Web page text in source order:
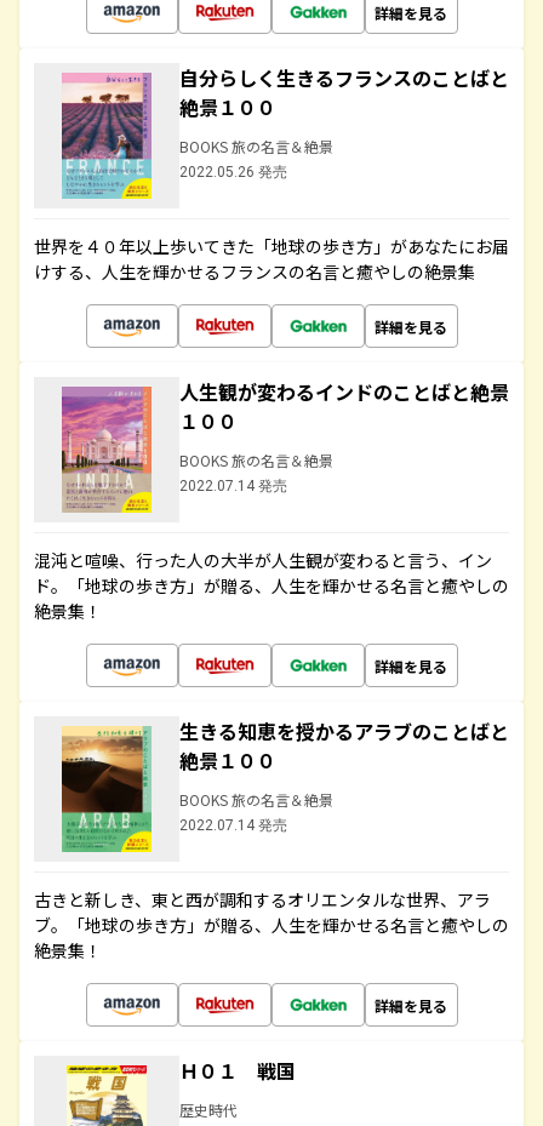
詳細を見る
自分らしく生きるフランスのことばと
絶景１００
BOOKS 旅の名言＆絶景
2022.05.26 発売
世界を４０年以上歩いてきた「地球の歩き方」があなたにお届
けする、人生を輝かせるフランスの名言と癒やしの絶景集
詳細を見る
人生観が変わるインドのことばと絶景
１００
BOOKS 旅の名言＆絶景
2022.07.14 発売
混沌と喧噪、行った人の大半が人生観が変わると言う、イン
ド。「地球の歩き方」が贈る、人生を輝かせる名言と癒やしの
絶景集！
詳細を見る
生きる知恵を授かるアラブのことばと
絶景１００
BOOKS 旅の名言＆絶景
2022.07.14 発売
古きと新しき、東と西が調和するオリエンタルな世界、アラ
ブ。「地球の歩き方」が贈る、人生を輝かせる名言と癒やしの
絶景集！
詳細を見る
Ｈ０１ 戦国
歴史時代